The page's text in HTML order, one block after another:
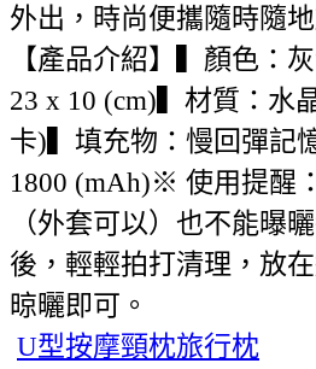
外出，時尚便攜隨時隨
【產品介紹】▍顏色：
23 x 10 (cm)▍材質：水
卡)▍填充物：慢回彈記
1800 (mAh)※ 使用提醒
（外套可以）也不能曝
後，輕輕拍打清理，放
晾曬即可。
U型按摩頸枕旅行枕